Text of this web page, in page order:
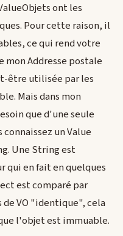
ont les
Pour cette raison, il
ce qui rend votre
mon Addresse postale
être utilisée par les
Mais dans mon
que d'une seule
un Value
Une String est
qui en fait en quelques
est comparé par
VO "identique", cela
l'objet est immuable.